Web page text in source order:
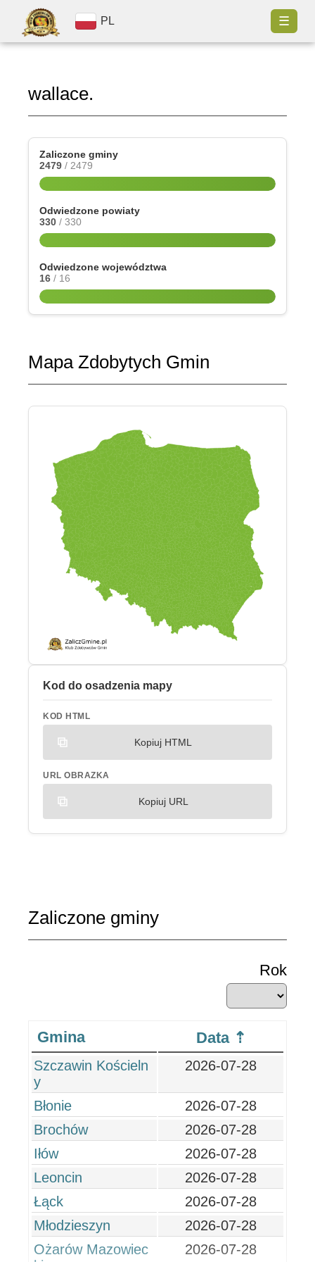
PL ☰
wallace.
Zaliczone gminy
2479 / 2479
Odwiedzone powiaty
330 / 330
Odwiedzone województwa
16 / 16
Mapa Zdobytych Gmin
Kod do osadzenia mapy
KOD HTML
Kopiuj HTML
URL OBRAZKA
Kopiuj URL
Zaliczone gminy
Rok
Gmina Data
Szczawin Kościeln
y
2026-07-28
Błonie
2026-07-28
Brochów
2026-07-28
Iłów
2026-07-28
Leoncin
2026-07-28
Łąck
2026-07-28
Młodzieszyn
2026-07-28
Ożarów Mazowiec
2026-07-28